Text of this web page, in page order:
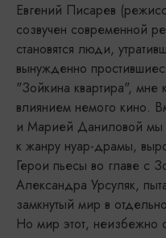
Евгений Писарев
созвучен современной
становятся люди,
вынужденно
"Зойкина квартира", мне
влиянием немого кино.
и Марией Даниловой мы
к жанру нуар-драмы,
Герои пьесы во главе с
Александра Урсуляк,
замкнутый мир в
Но мир этот, неизбежно